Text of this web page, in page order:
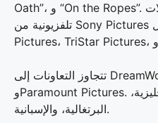
Oath”، و “On the Ropes”. تعرض المنصة أفلامًا ومسلسلات
تلفزيونية من Sony Pictures وشركاتها التابعة مثل Columbia
تتجاوز التعاونات إلى DreamWorks Pictures، Lionsgate،
وParamount Pictures. تدعم التطبيق ثلاث لغات: الإنجليزية،
البرتغالية، والإسبانية.